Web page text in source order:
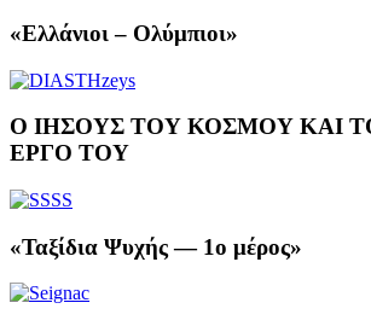
«Ελλάνιοι – Ολύμπιοι»
Ο ΙΗΣΟΥΣ ΤΟΥ ΚΟΣΜΟΥ ΚΑΙ
ΕΡΓΟ ΤΟΥ
«Ταξίδια Ψυχής — 1ο μέρος»